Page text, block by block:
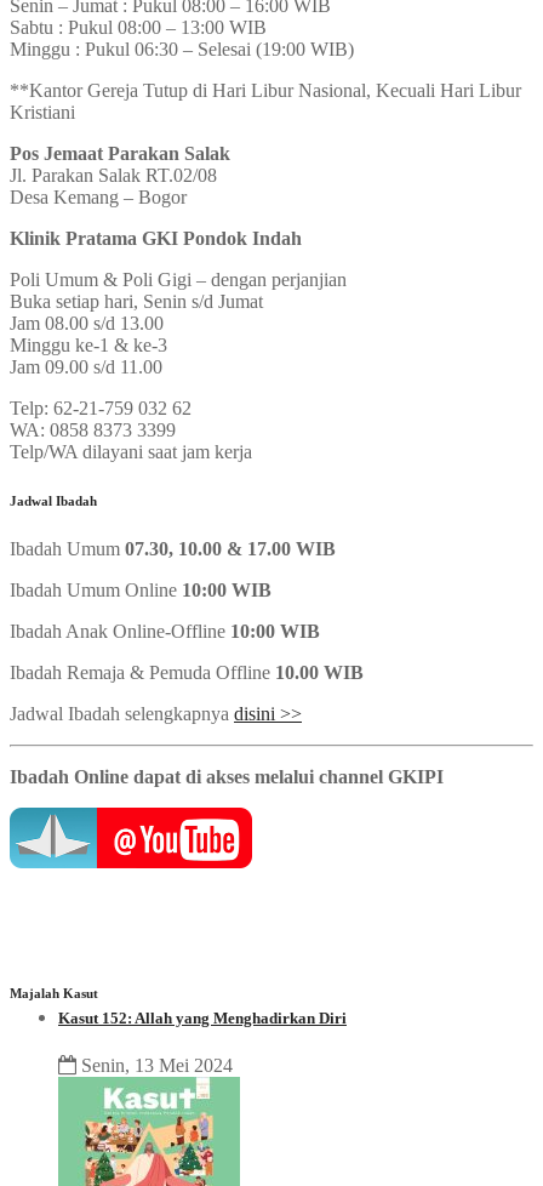
Senin – Jumat : Pukul 08:00 – 16:00 WIB
Sabtu : Pukul 08:00 – 13:00 WIB
Minggu : Pukul 06:30 – Selesai (19:00 WIB)
**Kantor Gereja Tutup di Hari Libur Nasional, Kecuali Hari Libur
Kristiani
Pos Jemaat Parakan Salak
Jl. Parakan Salak RT.02/08
Desa Kemang – Bogor
Klinik Pratama GKI Pondok Indah
Poli Umum & Poli Gigi – dengan perjanjian
Buka setiap hari, Senin s/d Jumat
Jam 08.00 s/d 13.00
Minggu ke-1 & ke-3
Jam 09.00 s/d 11.00
Telp: 62-21-759 032 62
WA: 0858 8373 3399
Telp/WA dilayani saat jam kerja
Jadwal Ibadah
Ibadah Umum 07.30, 10.00 & 17.00 WIB
Ibadah Umum Online 10:00 WIB
Ibadah Anak Online-Offline 10:00 WIB
Ibadah Remaja & Pemuda Offline 10.00 WIB
Jadwal Ibadah selengkapnya disini >>
Ibadah Online dapat di akses melalui channel GKIPI
Majalah Kasut
Kasut 152: Allah yang Menghadirkan Diri
Senin, 13 Mei 2024